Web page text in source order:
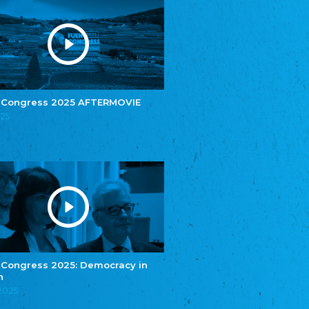
Congress 2025 AFTERMOVIE
Congress 2025: Democracy in
Youth of European Nationalities (YEN)
Youth of European Nationalities (YEN)
Zentralrat der Jenischen in Deutschland
e.V.
Central Council of Yenish in Germany
Zentralrat Deutscher Sinti und Roma
Central Council of German Sinti and Roma
Związek Polaków w Niemczech
Union of Poles in Germany
Bund Deutscher Nordschleswiger (BDN)
Federation of Germans in Northern Schleswig
Grænseforeningen
Danish Border Association
Eestimaa Rahvuste Ühendus
Estonian Union of National Minorities
Eestimaa Valgevenelaste Assotsiatsioon
Estonian Belorusian Association
Estonian German Society